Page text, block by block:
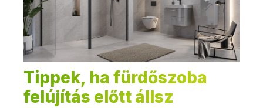
Tippek, ha fürdőszoba
felújítás előtt állsz